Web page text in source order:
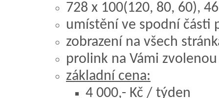
728 x 100(120, 80, 60),
umístění ve spodní části
zobrazení na všech
prolink na Vámi
základní cena:
4 000,- Kč / týden